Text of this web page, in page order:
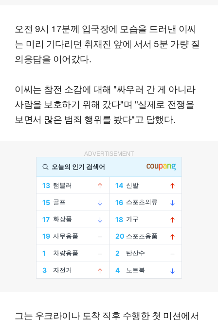
오전 9시 17분께 입국장에 모습을 드러낸 이씨
는 미리 기다리던 취재진 앞에 서서 5분 가량 질
의응답을 이어갔다.
이씨는 참전 소감에 대해 "싸우러 간 게 아니라
사람을 보호하기 위해 갔다"며 "실제로 전쟁을
보면서 많은 범죄 행위를 봤다"고 답했다.
ADVERTISEMENT
그는 우크라이나 도착 직후 수행한 첫 미션에서